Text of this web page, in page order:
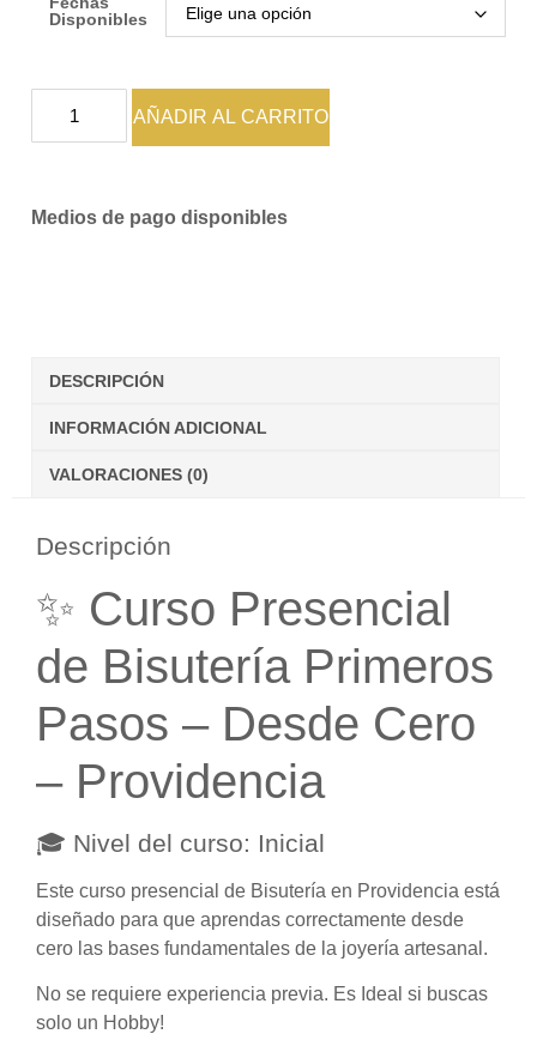
Disponibles
AÑADIR AL CARRITO
Medios de pago disponibles
DESCRIPCIÓN
INFORMACIÓN ADICIONAL
VALORACIONES (0)
Descripción
✨ Curso Presencial
de Bisutería Primeros
Pasos – Desde Cero
– Providencia
🎓 Nivel del curso: Inicial
Este curso presencial de Bisutería en Providencia está
diseñado para que aprendas correctamente desde
cero las bases fundamentales de la joyería artesanal.
No se requiere experiencia previa. Es Ideal si buscas
solo un Hobby!